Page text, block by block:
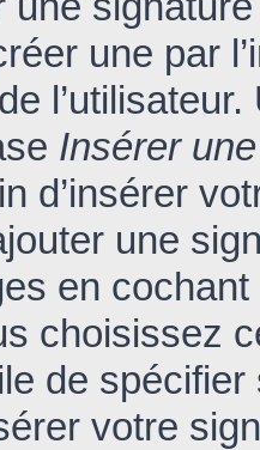
une par
Insérer
d’insérer
une
en
choisissez
de
votre